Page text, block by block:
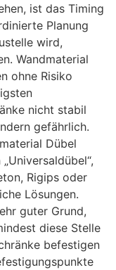
ist das Timing
Planung
wird,
Wandmaterial
ohne Risiko
nicht stabil
gefährlich.
Dübel
Rigips oder
Lösungen.
guter Grund,
diese Stelle
befestigen